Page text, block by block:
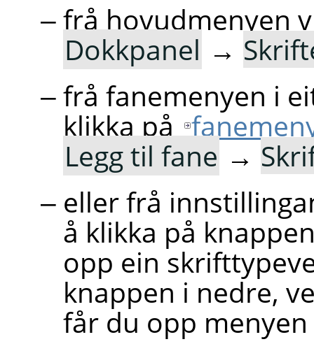
frå hovudmenyen
Dokkpanel →
frå fanemenyen i
klikka på
Legg til fane →
eller frå
å klikka på
opp ein
knappen i nedre,
får du opp